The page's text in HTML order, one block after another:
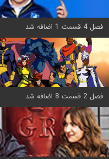
فصل 4 قسمت 1 اضافه شد
فصل 2 قسمت 8 اضافه شد